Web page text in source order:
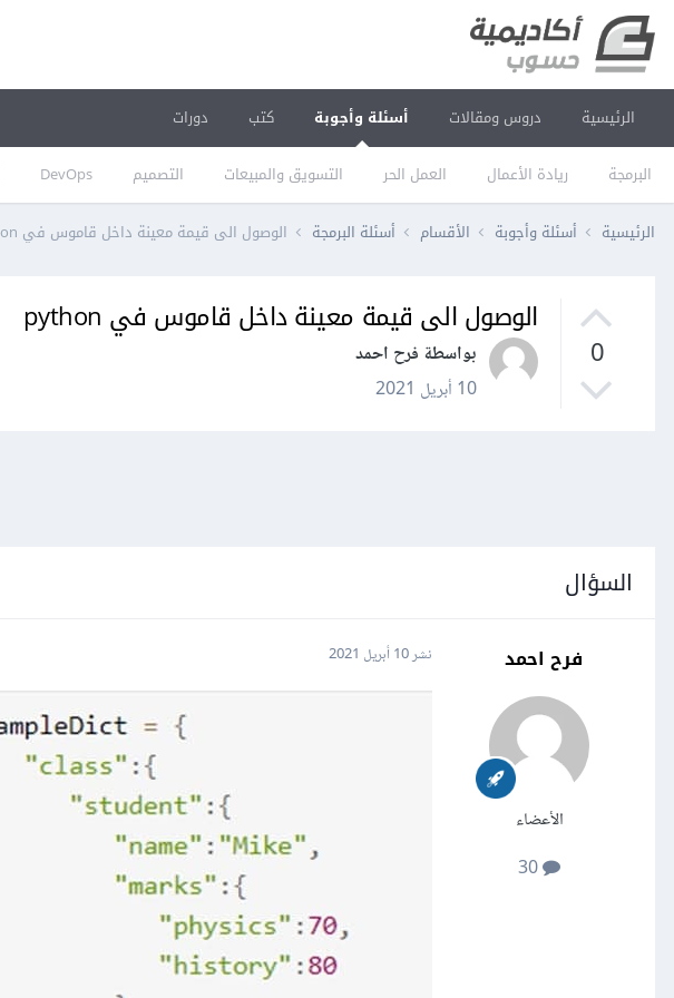
الرئيسية دروس ومقالات أسئلة وأجوبة
البرمجة ريادة الأعمال العمل الحر التسويق والمبيعات التصميم DevOps
كتب دورات
الرئيسية أسئلة وأجوبة الأقسام أسئلة البرمجة الوصول الى قيمة معينة داخل قاموس في python
0
الوصول الى قيمة معينة داخل قاموس في python
بواسطة فرح احمد
10 أبريل 2021
السؤال
فرح احمد
الأعضاء
نشر10 أبريل 2021